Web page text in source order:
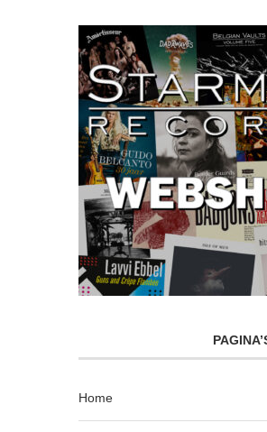
Home